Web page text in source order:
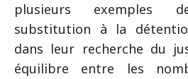
plusieurs exemples
substitution à la
dans leur recherche du
équilibre entre les